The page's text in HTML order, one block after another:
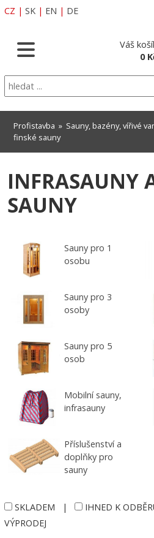
CZ | SK | EN | DE
Váš
0
Profistavba » Sauny, bazény, vířivé
finské sauny
INFRASAUNY
SAUNY
Sauny pro 1
osobu
Sauny pro 3
osoby
Sauny pro 5
osob
Mobilní sauny,
infrasauny
Příslušenství a
doplňky pro
sauny
SKLADEM | IHNED K
VÝPRODEJ